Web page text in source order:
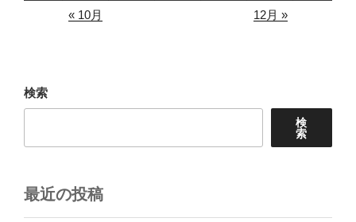
« 10月
12月 »
検索
検
索
最近の投稿